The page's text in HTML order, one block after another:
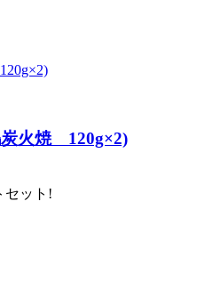
火焼 120g×2)
セット!